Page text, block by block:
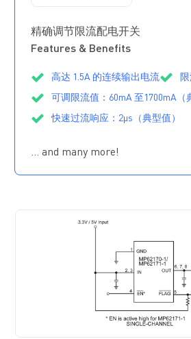
精确调节限流配电开关
Features & Benefits
高达 1.5A 的连续输出电流
可调限流值：60mA 至1700mA（
快速过流响应：2μs（典型值）
88mΩ MOSFET (TQFN 封装)
过温关断保护
欠压锁定（UVLO）保护 抗尖
输入欠压锁定保护期间，FLAG不
双向故障抗尖峰脉冲时间
低电平有效和高电平有效可选
… and many more!